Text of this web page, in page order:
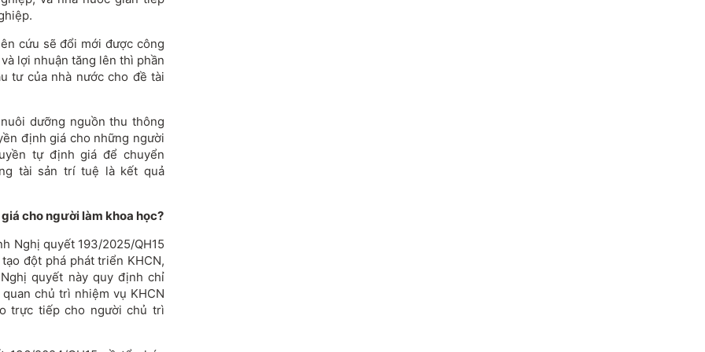
cứu sẽ đổi mới được công
lợi nhuận tăng lên thì phần
tư của nhà nước cho đề tài
dưỡng nguồn thu thông
định giá cho những người
tự định giá để chuyển
tài sản trí tuệ là kết quả
cho người làm khoa học?
Nghị quyết 193/2025/QH15
đột phá phát triển KHCN,
quyết này quy định chỉ
chủ trì nhiệm vụ KHCN
trực tiếp cho người chủ trì